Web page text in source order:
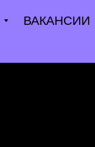
ВАКАНСИИ